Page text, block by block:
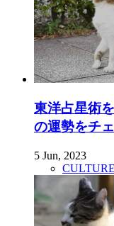
東洋占星術
の運勢をチ
5 Jun, 2023
CULTURE